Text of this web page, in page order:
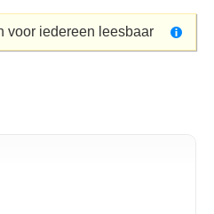
voor iedereen leesbaar